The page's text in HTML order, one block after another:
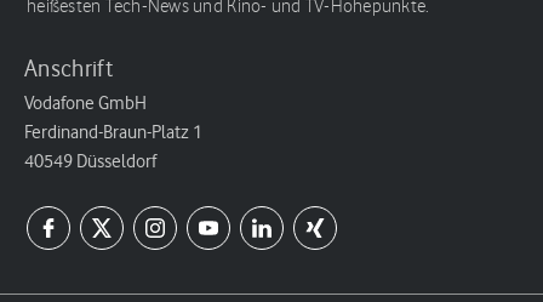
heißesten Tech-News und Kino- und TV-Höhepunkte.
Anschrift
Vodafone GmbH
Ferdinand-Braun-Platz 1
40549 Düsseldorf